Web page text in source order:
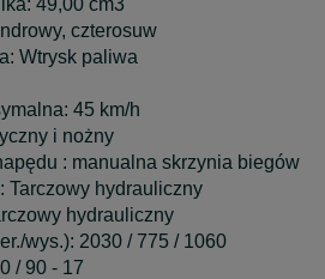
czterosuw
Wtrysk paliwa
45 km/h
i nożny
: manualna skrzynia biegów
Tarczowy hydrauliczny
hydrauliczny
wys.): 2030 / 775 / 1060
/ 90 - 17